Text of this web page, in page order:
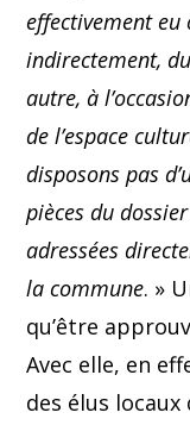
effectivement eu
indirectement,
autre, à
de l’espace
disposons pas
pièces du
adressées
la commune. »
qu’être
Avec elle, en
des élus